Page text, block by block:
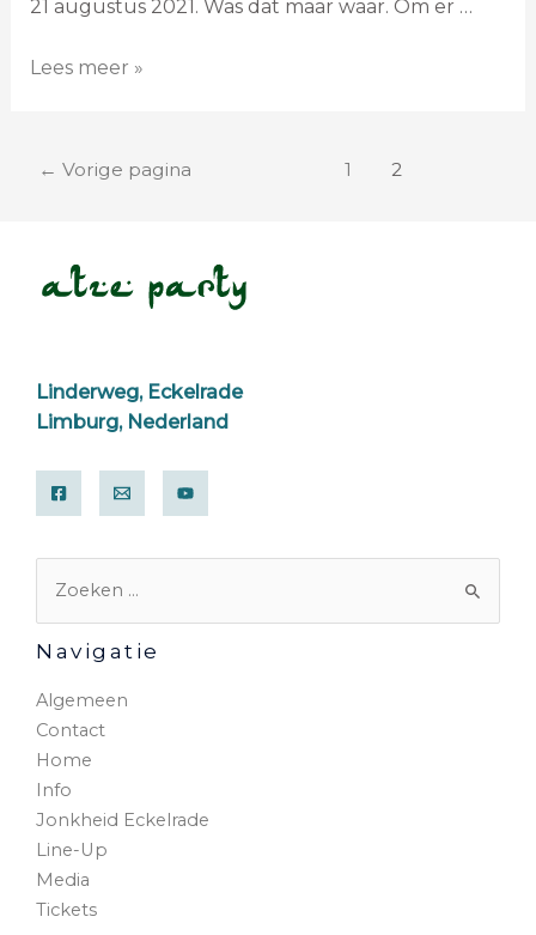
21 augustus 2021. Was dat maar waar. Om er …
Lees meer »
← Vorige pagina 1 2
Linderweg, Eckelrade
Limburg, Nederland
Navigatie
Algemeen
Contact
Home
Info
Jonkheid Eckelrade
Line-Up
Media
Tickets